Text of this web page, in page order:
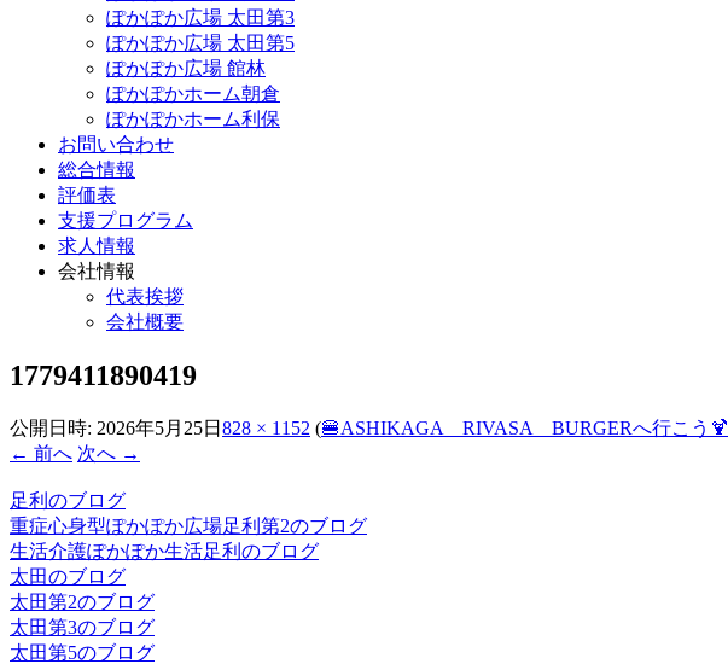
ぽかぽか広場 太田第3
ぽかぽか広場 太田第5
ぽかぽか広場 館林
ぽかぽかホーム朝倉
ぽかぽかホーム利保
お問い合わせ
総合情報
評価表
支援プログラム
求人情報
会社情報
代表挨拶
会社概要
1779411890419
公開日時: 2026年5月25日 828 × 1152 (🍔ASHIKAGA RIVASA BURGERへ行こう🍹
← 前へ 次へ →
足利のブログ
重症心身型ぽかぽか広場足利第2のブログ
生活介護ぽかぽか生活足利のブログ
太田のブログ
太田第2のブログ
太田第3のブログ
太田第5のブログ